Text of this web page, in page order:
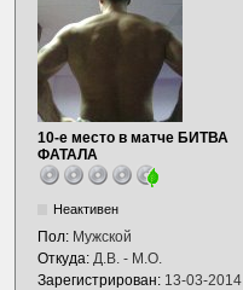
10-е место в матче БИТВА
ФАТАЛА
Неактивен
Пол: Мужской
Откуда: Д.В. - М.О.
Зарегистрирован: 13-03-2014